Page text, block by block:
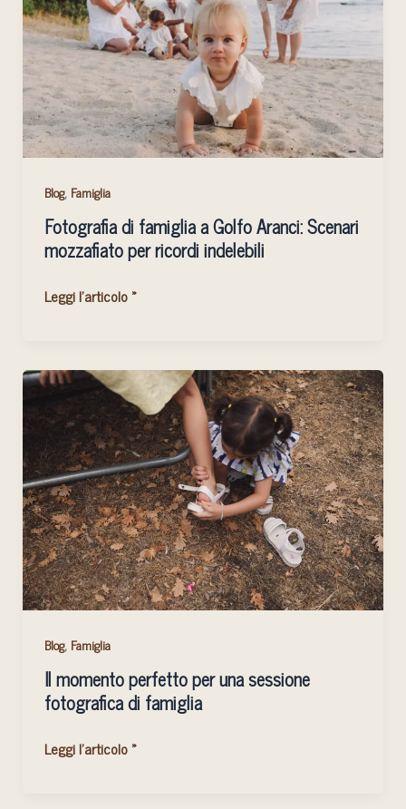
Blog, Famiglia
Fotografia di famiglia a Golfo Aranci: Scenari
mozzafiato per ricordi indelebili
Golfo
Aranci:
Scenari
mozzafiato
per
ricordi
indelebili
Leggi l'articolo »
Blog, Famiglia
Il momento perfetto per una sessione
fotografica di famiglia
Il
momento
perfetto
per
una
sessione
fotografica
di
famiglia
Leggi l'articolo »